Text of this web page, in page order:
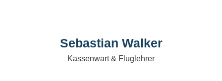
Sebastian Walker
Kassenwart & Fluglehrer